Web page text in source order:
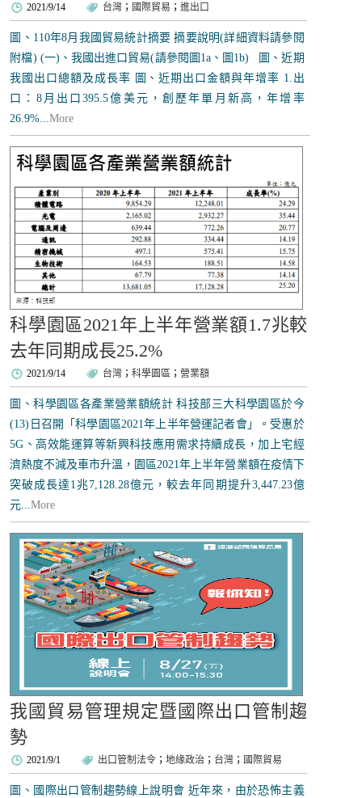
2021/9/14 台灣 ； 國際貿易 ；進出口
圖、110年8月我國貿易統計摘要 摘要說明(詳細資料請參閱
附檔) (一)、我國出進口貿易(請參閱圖1a、圖1b) 圖、近期
我國出口總額及成長率 圖、近期出口金額與年增率 1.出
口：8月出口395.5億美元，創歷年單月新高，年增率
26.9%...More
科學園區2021年上半年營業額1.7兆較
去年同期成長25.2%
2021/9/14 台灣 ；科學園區 ；營業額
圖、科學園區各產業營業額統計 科技部三大科學園區於今
(13)日召開「科學園區2021年上半年營運記者會」。受惠於
5G、高效能運算等新興科技應用需求持續成長，加上宅經
濟熱度不減及車市升溫，園區2021年上半年營業額在疫情下
突破成長達1兆7,128.28億元，較去年同期提升3,447.23億
元...More
我國貿易管理規定暨國際出口管制趨
勢
2021/9/1 出口管制法令 ；地緣政治 ； 台灣 ； 國際貿易
圖、國際出口管制趨勢線上說明會 近年來，由於恐怖主義